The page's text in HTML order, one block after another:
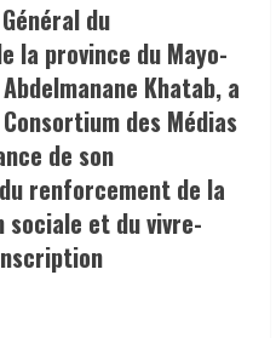
du
la province du Mayo-
Khatab, a
des Médias
de son
renforcement de la
sociale et du vivre-